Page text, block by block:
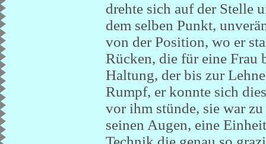
drehte sich auf der Stelle
dem selben Punkt,
von der Position, wo er
Rücken, die für eine Frau
Haltung, der bis zur
Rumpf, er konnte sich
vor ihm stünde, sie war
seinen Augen, eine